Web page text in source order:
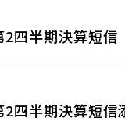
四半期決算短信
四半期決算短信